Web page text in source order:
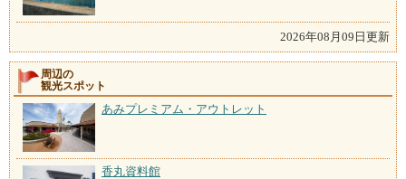
2026年08月09日更新
周辺の
観光スポット
あみプレミアム・アウトレット
香丸資料館